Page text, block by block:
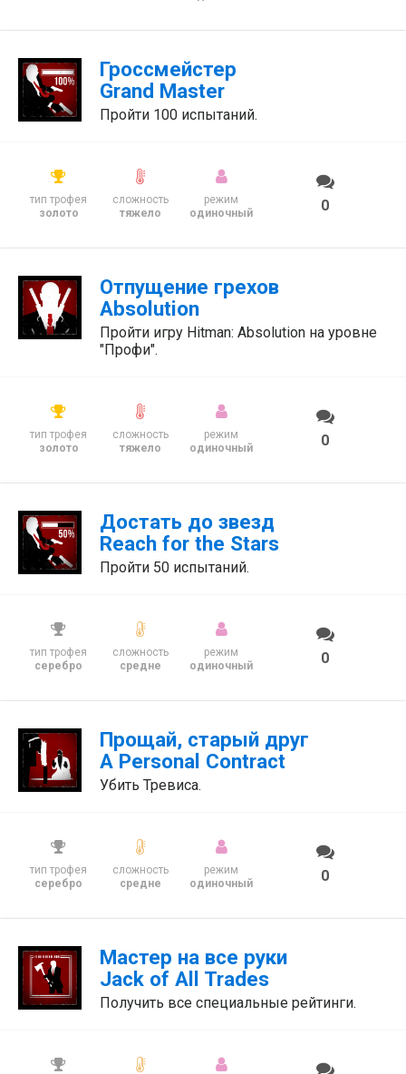
Гроссмейстер
Grand Master
Пройти 100 испытаний.
тип трофея
золото
сложность
тяжело
режим
одиночный
0
Отпущение грехов
Absolution
Пройти игру Hitman: Absolution на уровне
"Профи".
тип трофея
золото
сложность
тяжело
режим
одиночный
0
Достать до звезд
Reach for the Stars
Пройти 50 испытаний.
тип трофея
серебро
сложность
средне
режим
одиночный
0
Прощай, старый друг
A Personal Contract
Убить Тревиса.
тип трофея
серебро
сложность
средне
режим
одиночный
0
Мастер на все руки
Jack of All Trades
Получить все специальные рейтинги.